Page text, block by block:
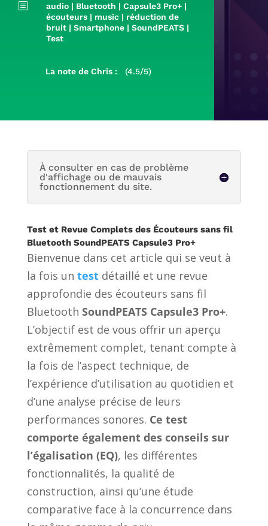
b audio | Bluetooth |Capsule3 Pro+ |
écouteurs | music | réduction de
bruit |Smartphone |SoundPEATS |
Test
La note de Chris : (4.5/5)
À consulter en cas de problème
d'affichage ou de mauvais
fonctionnement du site.
Test et Revue Complets des Écouteurs sans fil
Bluetooth SoundPEATS Capsule3 Pro+
Bienvenue dans cet article qui se veut à
la fois un testdétaillé et une revue
approfondie des écouteurs sans fil
Bluetooth SoundPEATS Capsule3 Pro+.
L’objectif est de vous offrir un aperçu
extrêmement complet, tenant compte à
la fois de l’aspect technique, de
l’expérience d’utilisation au quotidien et
d’une analyse précise de leurs
performances sonores. Ce test
comporte également des conseils sur
l’égalisation (EQ), les différentes
fonctionnalités, la qualité de
construction, ainsi qu’une étude
comparative face à la concurrence dans